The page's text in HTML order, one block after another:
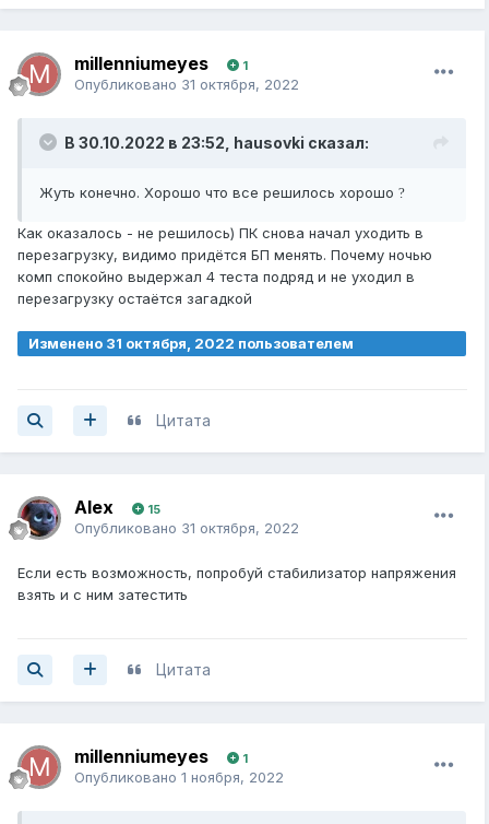
millenniumeyes 1
Опубликовано 31 октября, 2022
В 30.10.2022 в 23:52, hausovki сказал:
Жуть конечно. Хорошо что все решилось хорошо ?
Как оказалось - не решилось) ПК снова начал уходить в
перезагрузку, видимо придётся БП менять. Почему ночью
комп спокойно выдержал 4 теста подряд и не уходил в
перезагрузку остаётся загадкой
Изменено 31 октября, 2022 пользователем
Цитата
Alex 15
Опубликовано 31 октября, 2022
Если есть возможность, попробуй стабилизатор напряжения
взять и с ним затестить
Цитата
millenniumeyes 1
Опубликовано 1 ноября, 2022